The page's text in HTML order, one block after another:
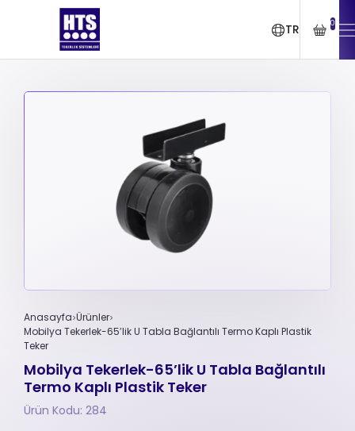
TR 0
Anasayfa Ürünler
Mobilya Tekerlek-65’lik U Tabla Bağlantılı Termo Kaplı Plastik
Teker
Mobilya Tekerlek-65’lik U Tabla Bağlantılı
Termo Kaplı Plastik Teker
Ürün Kodu: 284